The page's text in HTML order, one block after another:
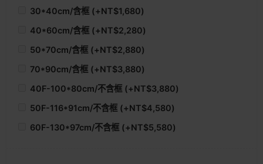
30*40cm/含框 (+NT$1,680)
40*60cm/含框 (+NT$2,280)
50*70cm/含框 (+NT$2,880)
70*90cm/含框 (+NT$3,880)
40F-100*80cm/不含框 (+NT$3,880)
50F-116*91cm/不含框 (+NT$4,580)
60F-130*97cm/不含框 (+NT$5,580)